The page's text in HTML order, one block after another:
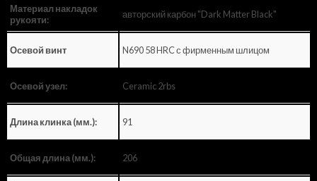
Материал накладок
рукояти:
авторский карбон "Dark Matter Black"
Осевой винт N690 58 HRC с фирменным шлицом
Осевой узел: Ceramic 2rbs
Длина клинка (мм.): 91
Общая длина (мм.): 206